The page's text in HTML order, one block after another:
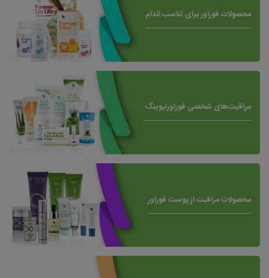
محصولات فوراور برای تناسب اندام
مراقبت‌های شخصی فوراورلیوینگ
محصولات مراقبت از پوست فوراور